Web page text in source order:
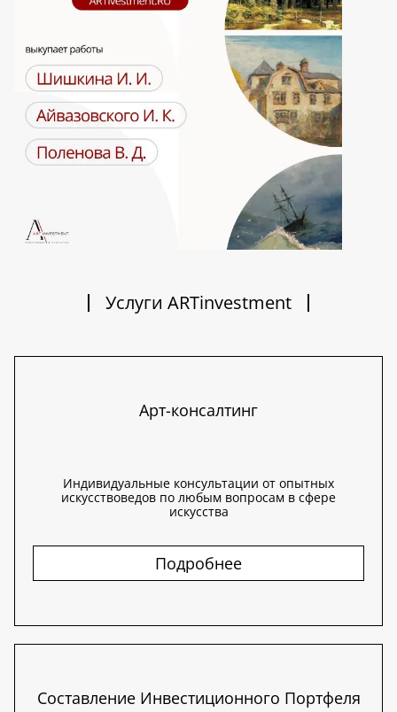
Услуги ARTinvestment
Арт-консалтинг
Индивидуальные консультации от опытных
искусствоведов по любым вопросам в сфере
искусства
Подробнее
Составление Инвестиционного Портфеля